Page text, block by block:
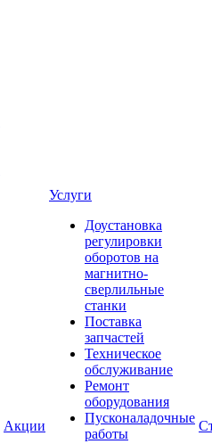
Акции
Услуги
Доустановка
регулировки
оборотов на
магнитно-
сверлильные
станки
Поставка
запчастей
Техническое
обслуживание
Ремонт
оборудования
Пусконаладочные
работы